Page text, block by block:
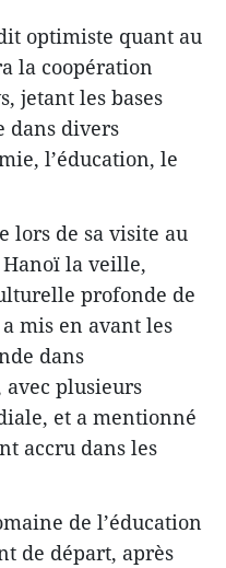
optimiste quant au
la coopération
jetant les bases
dans divers
l’éducation, le
lors de sa visite au
la veille,
profonde de
mis en avant les
dans
avec plusieurs
et a mentionné
accru dans les
de l’éducation
de départ, après